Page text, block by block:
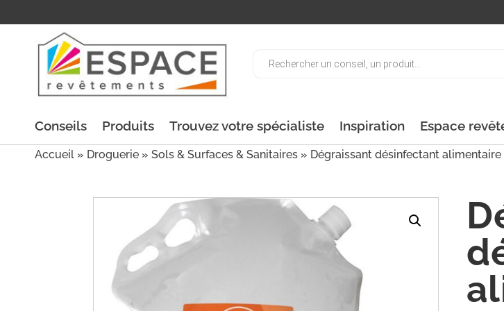
Conseils Produits Trouvez votre spécialiste Inspiration Espace
Accueil » Droguerie » Sols & Surfaces & Sanitaires » Dégraissant désinfectant alimentaire